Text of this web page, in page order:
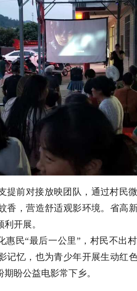
提前对接放映团队，通过村民
香，营造舒适观影环境。省高
开展。
民“最后一公里”，村民不出
记忆，也为青少年开展生动红
盼公益电影常下乡。